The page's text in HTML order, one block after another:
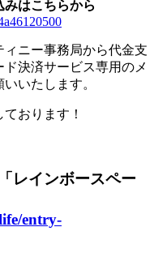
はこちらから
ニー事務局から代金支
決済サービス専用のメ
いたします。
おります！
レインボースペー
entry-